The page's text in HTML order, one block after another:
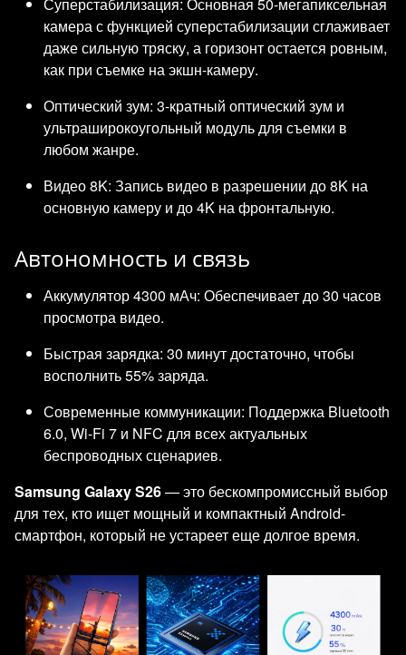
камера с функцией суперстабилизации сглаживает
даже сильную тряску, а горизонт остается ровным,
как при съемке на экшн-камеру.
Оптический зум: 3-кратный оптический зум и
ультраширокоугольный модуль для съемки в
любом жанре.
Видео 8K: Запись видео в разрешении до 8K на
основную камеру и до 4K на фронтальную.
Автономность и связь
Аккумулятор 4300 мАч: Обеспечивает до 30 часов
просмотра видео.
Быстрая зарядка: 30 минут достаточно, чтобы
восполнить 55% заряда.
Современные коммуникации: Поддержка Bluetooth
6.0, Wi-Fi 7 и NFC для всех актуальных
беспроводных сценариев.
Samsung Galaxy S26— это бескомпромиссный выбор
для тех, кто ищет мощный и компактный Android-
смартфон, который не устареет еще долгое время.